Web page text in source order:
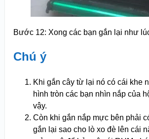
Bước 12: Xong các bạn gắn lại như
Chú ý
Khi gắn cây từ lại nó có cái khe
hình tròn các bạn nhìn nắp của
vậy.
Còn khi gắn nắp mực bên phải
gắn lại sao cho lò xo đè lên cái